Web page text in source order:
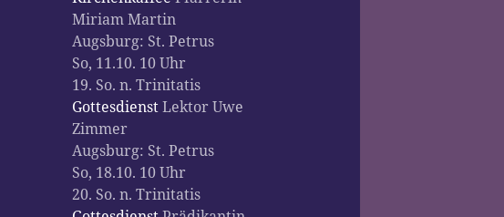
Miriam Martin
Augsburg: St. Petrus
So, 11.10. 10 Uhr
19. So. n. Trinitatis
GottesdienstLektor Uwe
Zimmer
Augsburg: St. Petrus
So, 18.10. 10 Uhr
20. So. n. Trinitatis